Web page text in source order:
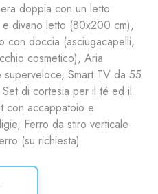
doppia con un letto
divano letto (80x200 cm),
con doccia (asciugacapelli,
cosmetico), Aria
Smart TV da 55
di cortesia per il té ed il
con accappatoio e
Ferro da stiro verticale
(su richiesta)